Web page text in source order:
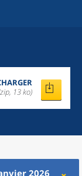
13 ko)
2026